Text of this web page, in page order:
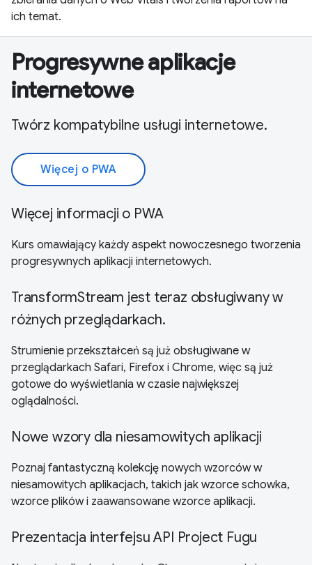
ich temat.
Progresywne aplikacje
internetowe
Twórz kompatybilne usługi internetowe.
Więcej o PWA
Więcej informacji o PWA
Kurs omawiający każdy aspekt nowoczesnego tworzenia
progresywnych aplikacji internetowych.
TransformStream jest teraz obsługiwany w
różnych przeglądarkach.
Strumienie przekształceń są już obsługiwane w
przeglądarkach Safari, Firefox i Chrome, więc są już
gotowe do wyświetlania w czasie największej
oglądalności.
Nowe wzory dla niesamowitych aplikacji
Poznaj fantastyczną kolekcję nowych wzorców w
niesamowitych aplikacjach, takich jak wzorce schowka,
wzorce plików i zaawansowane wzorce aplikacji.
Prezentacja interfejsu API Project Fugu